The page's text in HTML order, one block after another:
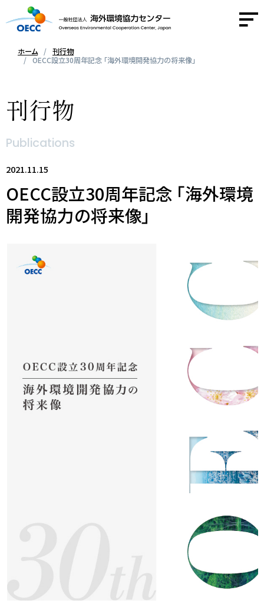
採用情報
ホーム
刊行物
OECC設立30周年記念 「海外環境開発協力の将来像」
刊行物
Publications
2021.11.15
OECC設立30周年記念 「海外環境
開発協力の将来像」